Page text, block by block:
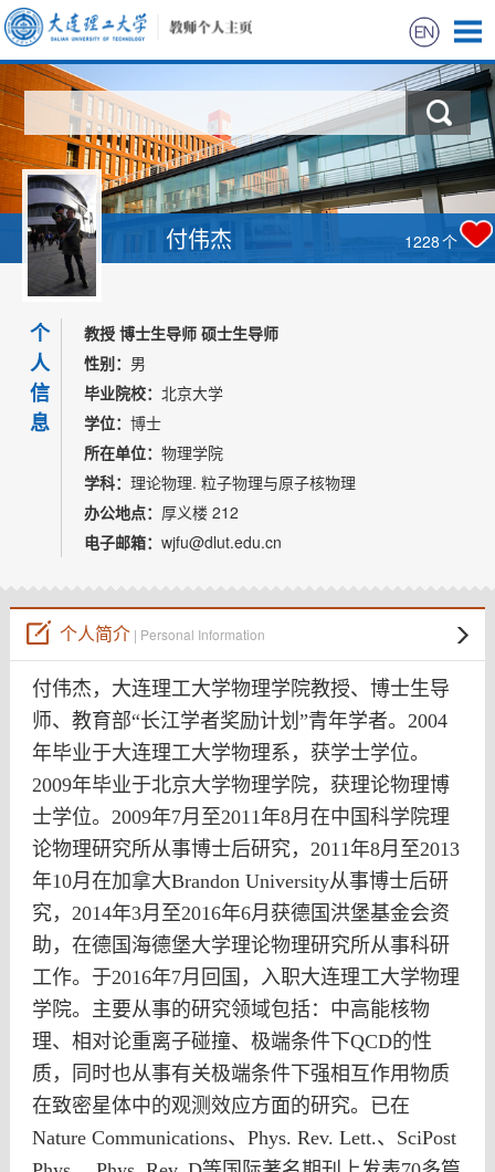
首页
科学研究
教学研究
获奖信息
招生信息
学生信息
我的相册
教师博客
付伟杰 1228个
个
人
信
息
教授 博士生导师 硕士生导师
性别： 男
毕业院校： 北京大学
学位： 博士
所在单位： 物理学院
学科： 理论物理. 粒子物理与原子核物理
办公地点： 厚义楼 212
电子邮箱： wjfu@dlut.edu.cn
个人简介| Personal Information
付伟杰，大连理工大学物理学院教授、博士生导
师、教育部“长江学者奖励计划”青年学者。2004
年毕业于大连理工大学物理系，获学士学位。
2009年毕业于北京大学物理学院，获理论物理博
士学位。2009年7月至2011年8月在中国科学院理
论物理研究所从事博士后研究，2011年8月至2013
年10月在加拿大Brandon University从事博士后研
究，2014年3月至2016年6月获德国洪堡基金会资
助，在德国海德堡大学理论物理研究所从事科研
工作。于2016年7月回国，入职大连理工大学物理
学院。主要从事的研究领域包括：中高能核物
理、相对论重离子碰撞、极端条件下QCD的性
质，同时也从事有关极端条件下强相互作用物质
在致密星体中的观测效应方面的研究。已在
Nature Communications、 Phys. Rev. Lett.、 SciPost